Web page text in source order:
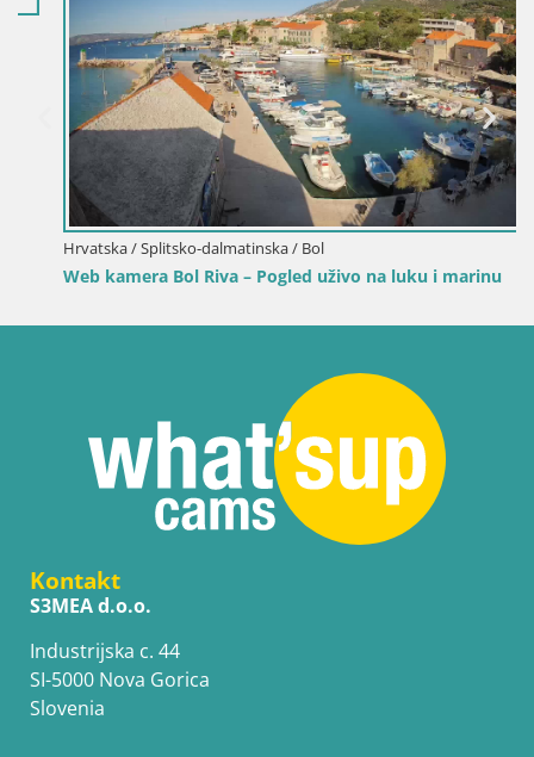
Hrvatska / Splitsko-dalmatinska / Bol
Web kamera Bol Riva – Pogled uživo na luku i marinu
Kontakt
S3MEA d.o.o.
Industrijska c. 44
SI-5000 Nova Gorica
Slovenia